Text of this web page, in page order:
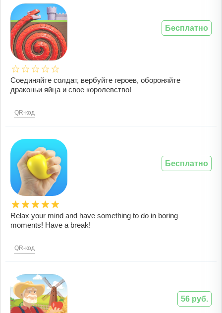
Соединяйте солдат, вербуйте героев, обороняйте
драконьи яйца и свое королевство!
QR-код
Бесплатно
Relax your mind and have something to do in boring
moments! Have a break!
QR-код
Бесплатно
56 руб.